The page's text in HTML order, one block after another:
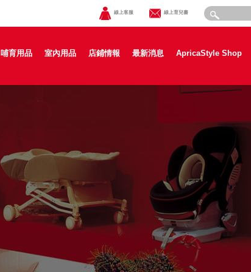
線上客服 線上育兒書
哺育用品 室內用品 店鋪情報 最新消息 ApricaStyle Shop